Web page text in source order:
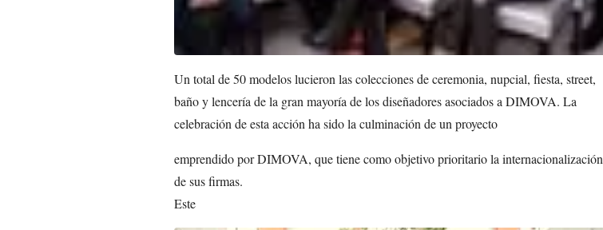
Un total de 50 modelos lucieron las colecciones de ceremonia, nupcial, fiesta, street,
baño y lencería de la gran mayoría de los diseñadores asociados a DIMOVA. La
celebración de esta acción ha sido la culminación de un proyecto
emprendido por DIMOVA, que tiene como objetivo prioritario la internacionalización
de sus firmas.
Este